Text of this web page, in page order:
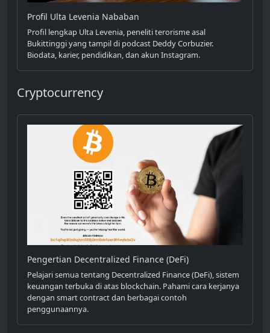
Profil Ulta Levenia Nababan
Profil lengkap Ulta Levenia, peneliti terorisme asal
Bukittinggi yang tampil di podcast Deddy Corbuzier.
Biodata, karier, pendidikan, dan akun Instagram.
Cryptocurrency
Pengertian Decentralized Finance (DeFi)
Pelajari semua tentang Decentralized Finance (DeFi), sistem
keuangan terbuka di atas blockchain. Pahami cara kerjanya
dengan smart contract dan berbagai contoh
penggunaannya.